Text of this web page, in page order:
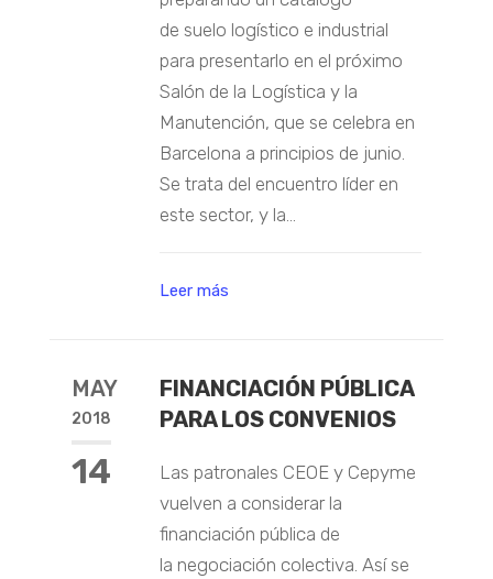
de suelo logístico e industrial
para presentarlo en el próximo
Salón de la Logística y la
Manutención, que se celebra en
Barcelona a principios de junio.
Se trata del encuentro líder en
este sector, y la...
Leer más
MAY
2018
14
FINANCIACIÓN PÚBLICA
PARA LOS CONVENIOS
Las patronales CEOE y Cepyme
vuelven a considerar la
financiación pública de
la negociación colectiva. Así se